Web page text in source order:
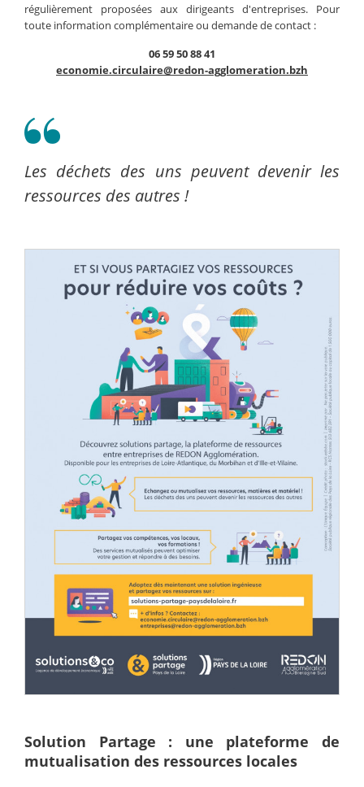
régulièrement proposées aux dirigeants d'entreprises. Pour
toute information complémentaire ou demande de contact :
06 59 50 88 41
economie.circulaire@redon-agglomeration.bzh
Les déchets des uns peuvent devenir les
ressources des autres !
Solution Partage : une plateforme de
mutualisation des ressources locales